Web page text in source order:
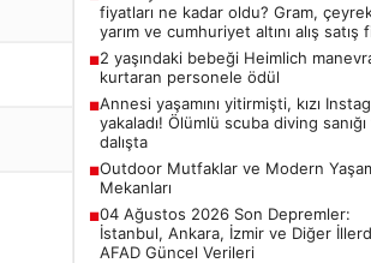
fiyatları ne kadar oldu? Gram,
yarım ve cumhuriyet altını alış satış
■2 yaşındaki bebeği Heimlich
kurtaran personele ödül
■Annesi yaşamını yitirmişti, kızı
yakaladı! Ölümlü scuba diving
dalışta
■Outdoor Mutfaklar ve Modern
Mekanları
■04 Ağustos 2026 Son Depremler:
İstanbul, Ankara, İzmir ve Diğer
AFAD Güncel Verileri